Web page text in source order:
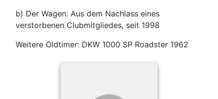
b) Der Wagen: Aus dem Nachlass eines
verstorbenen Clubmitgliedes, seit 1998
Weitere Oldtimer: DKW 1000 SP Roadster 1962